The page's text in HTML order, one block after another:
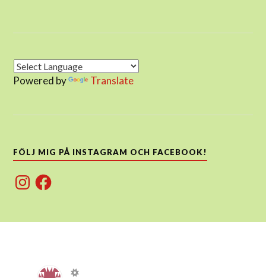
Powered by Translate
FÖLJ MIG PÅ INSTAGRAM OCH FACEBOOK!
InstagramFacebook